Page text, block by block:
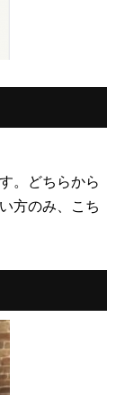
。どちらから
方のみ、こち